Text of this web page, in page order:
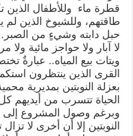
قطرة ماء وللأطفال الذين
طاقتهم، وللشيوخ الذين لم
حبل دابته وشيءٍ من الصبر.
لا آبار ولا حواجز مائية
ويتات بيع المياه.. عبارةٌ
القرى الذين ينتظرون
بعزلة النوبتين بمديرية
الحياة تتسرب من أيديهم
وبرغم وصول المشروع إلى
النوبتين إلا أن أخرى لا